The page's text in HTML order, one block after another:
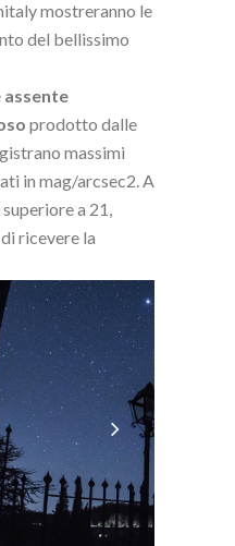
mostreranno le
del bellissimo
assente
prodotto dalle
massimi
in mag/arcsec2. A
a 21,
ricevere la